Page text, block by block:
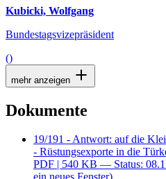
Kubicki, Wolfgang
Bundestagsvizepräsident
()
mehr anzeigen
Dokumente
19/191 - Antwort: auf die
- Rüstungsexporte in die
PDF | 540 KB — Status: